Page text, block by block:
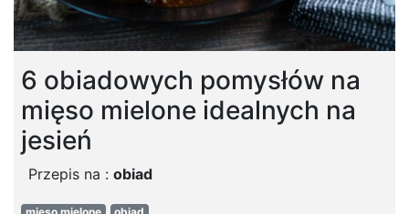
6 obiadowych pomysłów na
mięso mielone idealnych na
jesień
Przepis na : obiad